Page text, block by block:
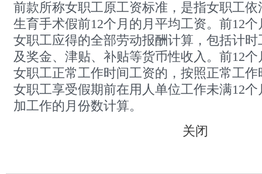
前款所称女职工原工资标准，是指女职工
生育手术假前12个月的月平均工资。前12
女职工应得的全部劳动报酬计算，包括计
及奖金、津贴、补贴等货币性收入。前12
女职工正常工作时间工资的，按照正常工
女职工享受假期前在用人单位工作未满12
加工作的月份数计算。
关闭